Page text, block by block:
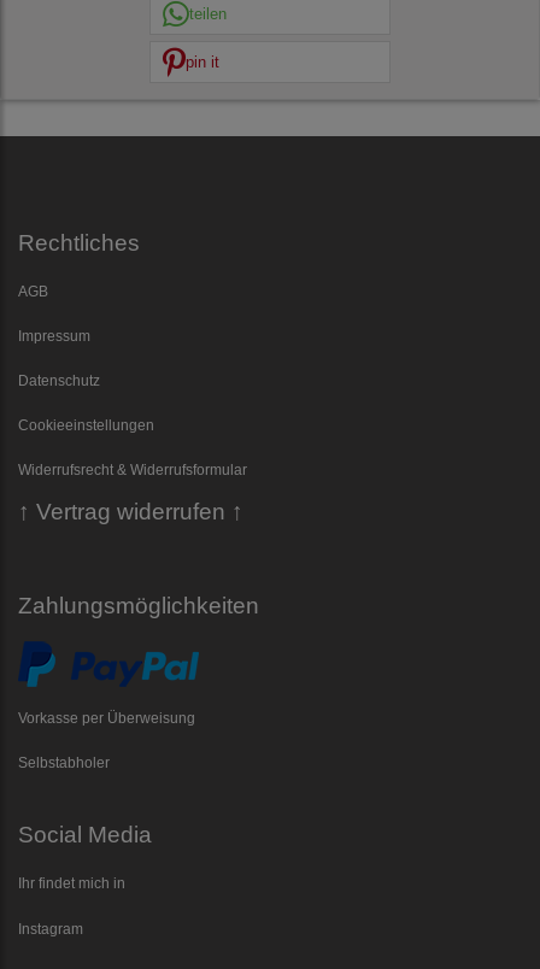
teilen
pin it
Rechtliches
AGB
Impressum
Datenschutz
Cookieeinstellungen
Widerrufsrecht & Widerrufsformular
↑ Vertrag widerrufen ↑
Zahlungsmöglichkeiten
Vorkasse per Überweisung
Selbstabholer
Social Media
Ihr findet mich in
Instagram